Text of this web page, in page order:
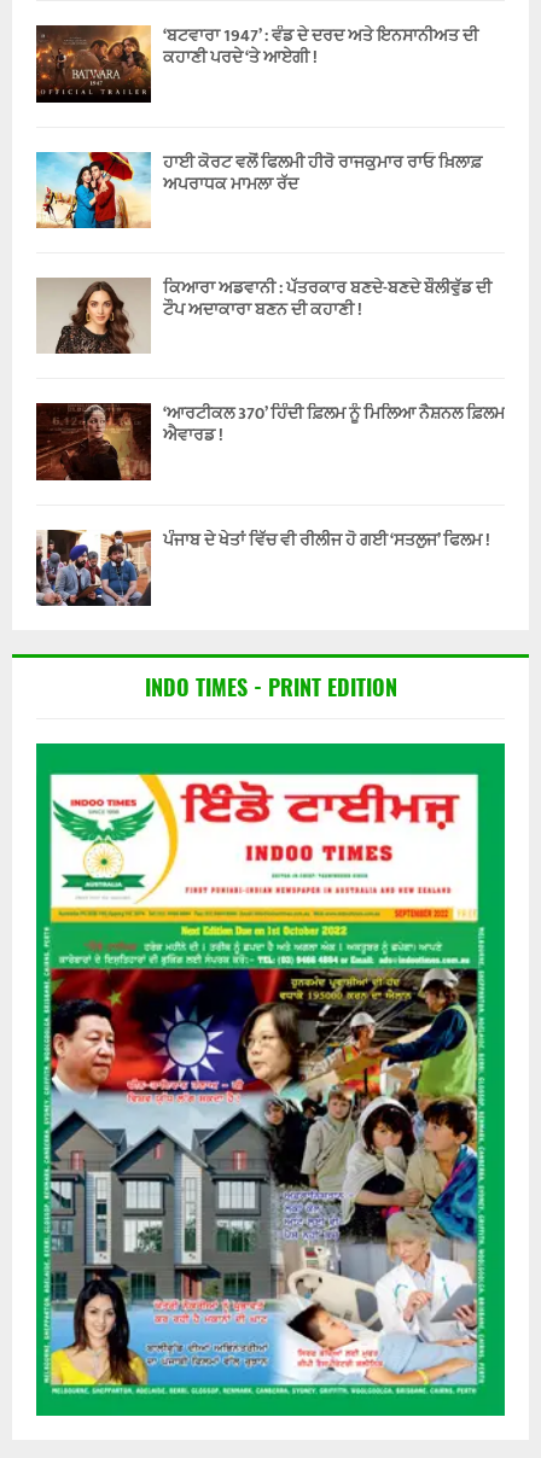
‘ਬਟਵਾਰਾ 1947’ : ਵੰਡ ਦੇ ਦਰਦ ਅਤੇ ਇਨਸਾਨੀਅਤ ਦੀ
ਕਹਾਣੀ ਪਰਦੇ ‘ਤੇ ਆਏਗੀ !
ਹਾਈ ਕੋਰਟ ਵਲੋਂ ਫਿਲਮੀ ਹੀਰੋ ਰਾਜਕੁਮਾਰ ਰਾਓ ਖ਼ਿਲਾਫ਼
ਅਪਰਾਧਕ ਮਾਮਲਾ ਰੱਦ
ਕਿਆਰਾ ਅਡਵਾਨੀ : ਪੱਤਰਕਾਰ ਬਣਦੇ-ਬਣਦੇ ਬੌਲੀਵੁੱਡ ਦੀ
ਟੌਪ ਅਦਾਕਾਰਾ ਬਣਨ ਦੀ ਕਹਾਣੀ !
‘ਆਰਟੀਕਲ 370’ ਹਿੰਦੀ ਫ਼ਿਲਮ ਨੂੰ ਮਿਲਿਆ ਨੈਸ਼ਨਲ ਫ਼ਿਲਮ
ਐਵਾਰਡ !
ਪੰਜਾਬ ਦੇ ਖੇਤਾਂ ਵਿੱਚ ਵੀ ਰੀਲੀਜ ਹੋ ਗਈ ‘ਸਤਲੁਜ’ ਫਿਲਮ !
INDO TIMES - PRINT EDITION